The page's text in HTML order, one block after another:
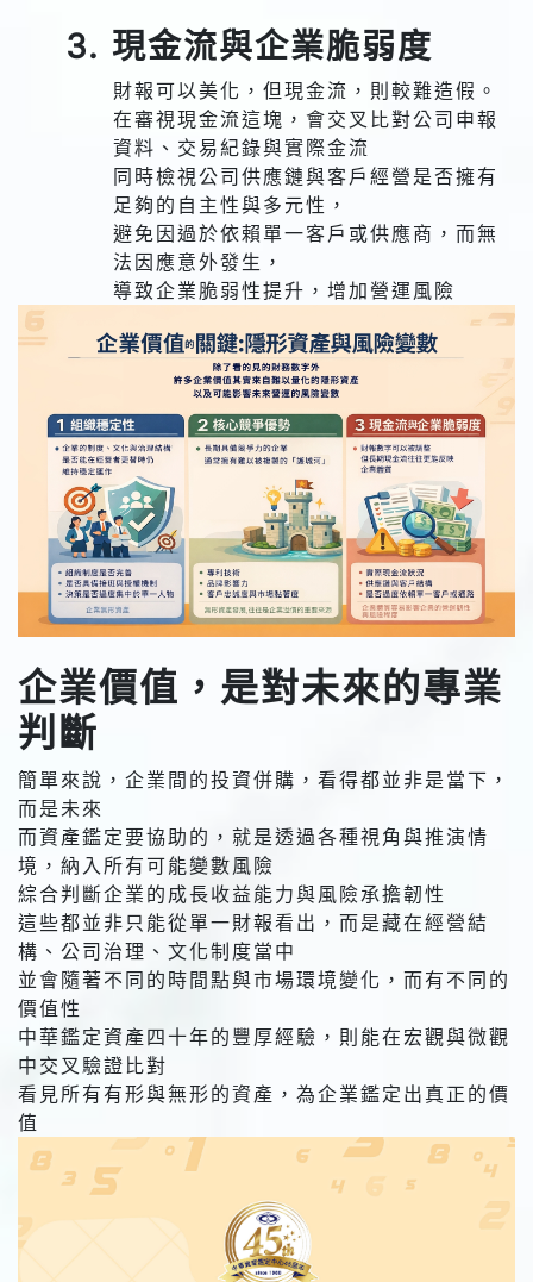
3. 現金流與企業脆弱度
財報可以美化，但現金流，則較難造假。
在審視現金流這塊，會交叉比對公司申報
資料、交易紀錄與實際金流
同時檢視公司供應鏈與客戶經營是否擁有
足夠的自主性與多元性，
避免因過於依賴單一客戶或供應商，而無
法因應意外發生，
導致企業脆弱性提升，增加營運風險
企業價值，是對未來的專業
判斷
簡單來說，企業間的投資併購，看得都並非是當下，
而是未來
而資產鑑定要協助的，就是透過各種視角與推演情
境，納入所有可能變數風險
綜合判斷企業的成長收益能力與風險承擔韌性
這些都並非只能從單一財報看出，而是藏在經營結
構、公司治理、文化制度當中
並會隨著不同的時間點與市場環境變化，而有不同的
價值性
中華鑑定資產四十年的豐厚經驗，則能在宏觀與微觀
中交叉驗證比對
看見所有有形與無形的資產，為企業鑑定出真正的價
值